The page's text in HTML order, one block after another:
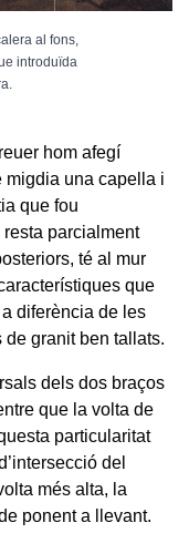
al fons,
introduïda
hom afegí
migdia una capella i
que fou
resta parcialment
té al mur
que
diferència de les
de granit ben tallats.
dels dos braços
que la volta de
particularitat
del
més alta, la
ponent a llevant.